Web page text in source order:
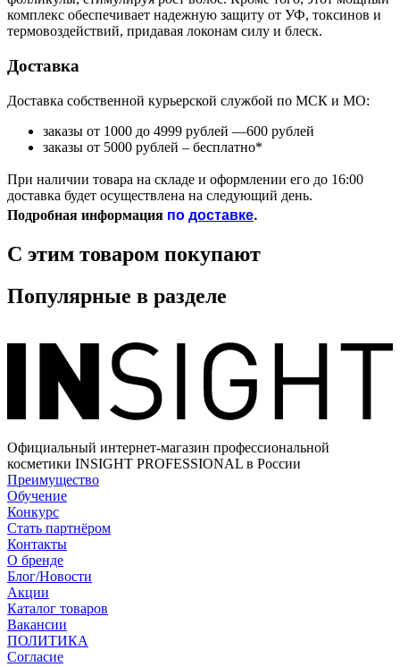
комплекс обеспечивает надежную защиту от УФ, токсинов и
термовоздействий, придавая локонам силу и блеск.
Доставка
Доставка собственной курьерской службой по МСК и МО:
заказы от 1000 до 4999 рублей —600 рублей
заказы от 5000 рублей – бесплатно*
При наличии товара на складе и оформлении его до 16:00
доставка будет осуществлена на следующий день.
Подробная информация подоставке.
С этим товаром покупают
Популярные в разделе
Официальный интернет-магазин профессиональной
косметики INSIGHT PROFESSIONAL в России
Преимущество
Обучение
Конкурс
Стать партнёром
Контакты
О бренде
Блог/Новости
Акции
Каталог товаров
Вакансии
ПОЛИТИКА
Согласие